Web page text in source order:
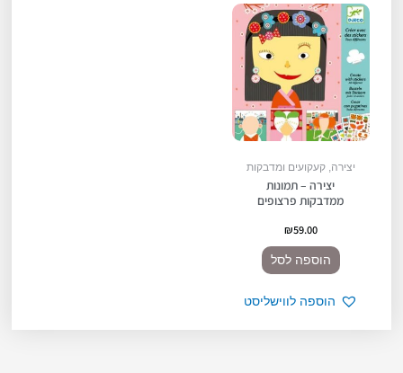
יצירה, קעקועים ומדבקות
יצירה – תמונות
ממדבקות פרצופים
₪59.00
הוספה לסל
הוספה לווישליסט